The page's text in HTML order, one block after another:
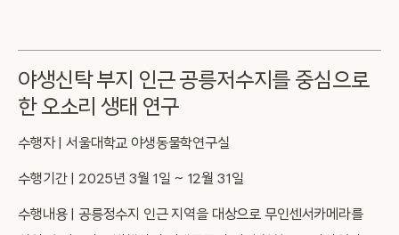
야생신탁 부지 인근 공릉저수지를 중심으로
한 오소리 생태 연구
수행자 | 서울대학교 야생동물학연구실
수행기간 | 2025년 3월 1일 ~ 12월 31일
수행내용 | 공릉정수지 인근 지역을 대상으로 무인센서카메라를